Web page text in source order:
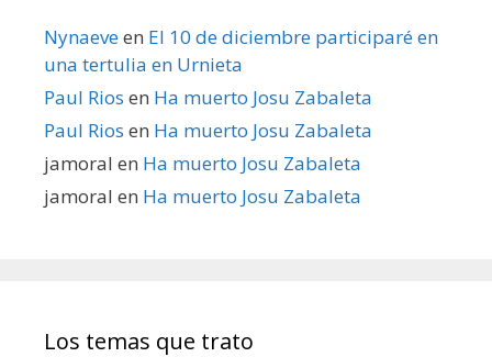
Nynaeveen El 10 de diciembre participaré en
una tertulia en Urnieta
Paul Rios en Ha muerto Josu Zabaleta
Paul Rios en Ha muerto Josu Zabaleta
jamoral en Ha muerto Josu Zabaleta
jamoral en Ha muerto Josu Zabaleta
Los temas que trato